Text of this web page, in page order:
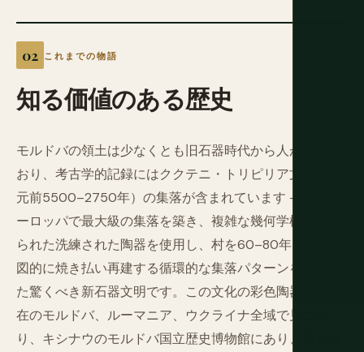
これまでの物語
知る価値のある歴史
モルドバの領土は少なくとも旧石器時代から人が住んで
おり、考古学的記録にはククテニ・トリピリア文化（紀
元前5500–2750年）の集落が含まれています — 先史ヨ
ーロッパで最大級の集落を築き、複雑な幾何学模様で飾
られた洗練された陶器を使用し、村を60–80年ごとに意
図的に焼き払い再建する循環的な集落パターンを実践し
た驚くべき新石器文明です。この文化の彩色陶器は、現
在のモルドバ、ルーマニア、ウクライナ全域で見つか
り、キシナウのモルドバ国立歴史博物館にあり、ヨーロ